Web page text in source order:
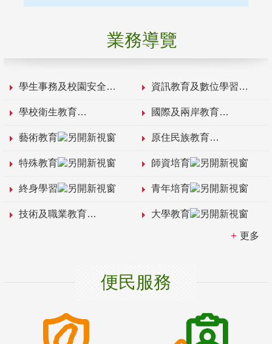
業務導覽
學生事務及校園安全 資訊教育及數位學習
學校衛生教育 國際及兩岸教育
藝術教育 原住民族教育
特殊教育 師資培育
終身學習 青年培育
技術及職業教育 大學教育
更多
便民服務